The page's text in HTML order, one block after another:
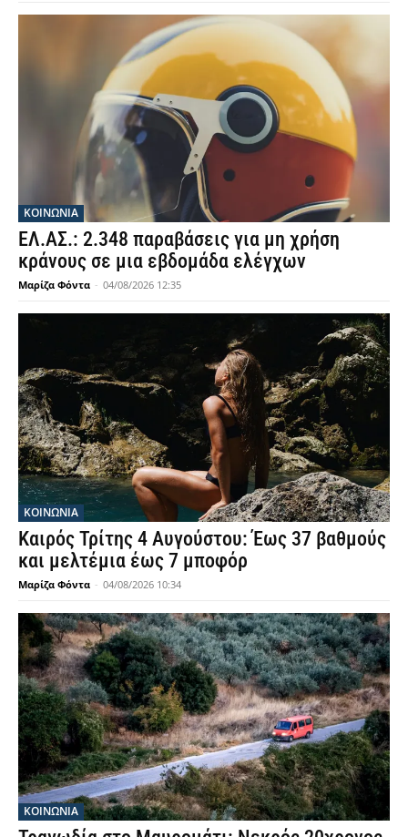
ΚΟΙΝΩΝΙΑ
ΕΛ.ΑΣ.: 2.348 παραβάσεις για μη χρήση
κράνους σε μια εβδομάδα ελέγχων
Μαρίζα Φόντα - 04/08/2026 12:35
ΚΟΙΝΩΝΙΑ
Καιρός Τρίτης 4 Αυγούστου: Έως 37 βαθμούς
και μελτέμια έως 7 μποφόρ
Μαρίζα Φόντα - 04/08/2026 10:34
ΚΟΙΝΩΝΙΑ